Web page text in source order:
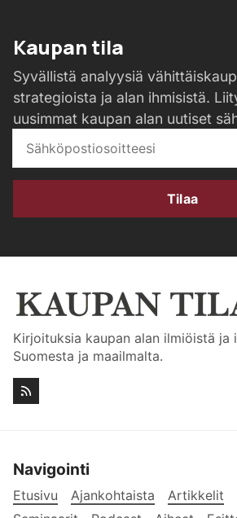
Kaupan tila
Syvällistä analyysiä
strategioista ja alan ihmisistä.
uusimmat kaupan alan uutiset
Tilaa
Kirjoituksia kaupan alan ilmiöistä ja
Suomesta ja maailmalta.
Navigointi
Etusivu Ajankohtaista Artikkelit